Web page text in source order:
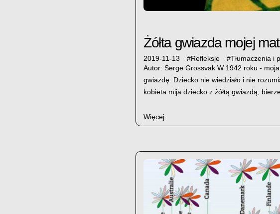
Żółta gwiazda mojej
2019-11-13 #Refleksje #Tłumaczenia i
Autor: Serge Grossvak W 1942 roku - moja
gwiazdę. Dziecko nie wiedziało i nie
kobieta mija dziecko z żółtą gwiazdą,
Więcej